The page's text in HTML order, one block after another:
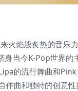
火焰般炙热的音
当今K-Pop世界
的流行舞曲和
曲和独特的创意